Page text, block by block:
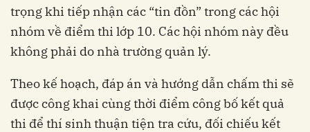
trọng khi tiếp nhận các “tin đồn” trong các hội
nhóm về điểm thi lớp 10. Các hội nhóm này đều
không phải do nhà trường quản lý.
Theo kế hoạch, đáp án và hướng dẫn chấm thi sẽ
được công khai cùng thời điểm công bố kết quả
thi để thí sinh thuận tiện tra cứu, đối chiếu kết